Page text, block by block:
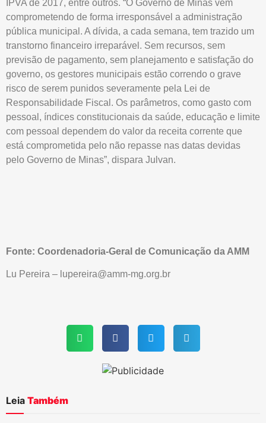
IPVA de 2017, entre outros. “O Governo de Minas vem
comprometendo de forma irresponsável a administração
pública municipal. A dívida, a cada semana, tem trazido um
transtorno financeiro irreparável. Sem recursos, sem
previsão de pagamento, sem planejamento e satisfação do
governo, os gestores municipais estão correndo o grave
risco de serem punidos severamente pela Lei de
Responsabilidade Fiscal. Os parâmetros, como gasto com
pessoal, índices constitucionais da saúde, educação e limite
com pessoal dependem do valor da receita corrente que
está comprometida pelo não repasse nas datas devidas
pelo Governo de Minas”, dispara Julvan.
Fonte: Coordenadoria-Geral de Comunicação da AMM
Lu Pereira – lupereira@amm-mg.org.br
Leia Também